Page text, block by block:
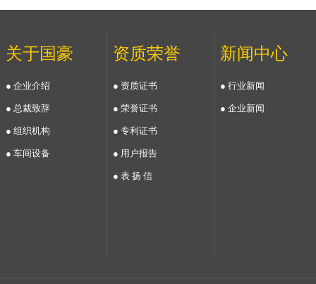
关于国豪
● 企业介绍
● 总裁致辞
● 组织机构
● 车间设备
资质荣誉
● 资质证书
● 荣誉证书
● 专利证书
● 用户报告
● 表 扬 信
新闻中心
● 行业新闻
● 企业新闻